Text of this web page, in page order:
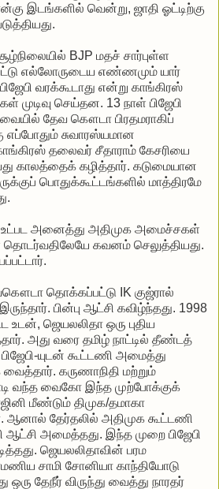
இடங்களில் வென்று, ஜாதி ஓட்டிற்கு
BJP மதச் சார்புள்ள
எல்லோருடைய எண்ணமும் யார்
வரக்கூடாது என்று காங்கிரஸ்
முடிவு செய்தன. 13 நாள் பிஜேபி
தேவ கௌடா பிரதமராகிப்
எப்போதும் சுவாரஸ்யமான
தலைவர் சீதாராம் கேசரியை
காலத்தைக் கழித்தார். கடுமையான
பொதுக்கூட்டங்களில் மாத்திரமே
உட்பட அனைத்து அதிமுக அமைச்சகள்
கவனம் செலுத்தியது.
தொக்கப்பட்டு IK குஜ்ரால்
பின்பு ஆட்சி கவிழ்ந்தது. 1998
உடன், ஜெயலலிதா ஒரு புதிய
அது வரை தமிழ் நாட்டில் தீண்டத்
யுடன் கூட்டணி அமைத்து
கருணாநிதி மற்றும்
வந்த வைகோ இந்த முற்போக்குக்
மீண்டும் திமுக/தமாகா
ஆனால் தேர்தலில் அதிமுக கூட்டணி
ஆட்சி அமைத்தது. இந்த முறை பிஜேபி
ஜெயலலிதாவின் பரம
சாமி சோனியா காந்தியோடு
தேநீர் விருந்து வைத்து நாரதர்